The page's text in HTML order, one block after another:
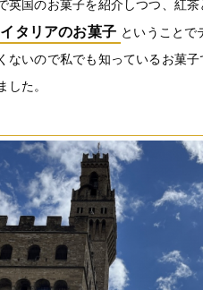
英国のお菓子を紹介しつつ、紅
タリアのお菓子 ということで
ないので私でも知っているお菓
た。